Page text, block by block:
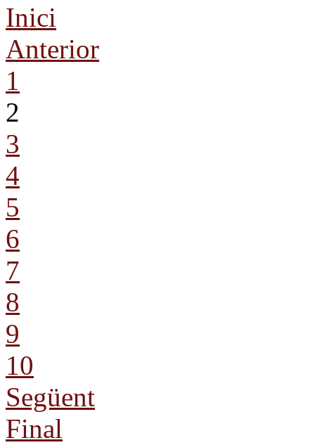
Inici
Anterior
1
2
3
4
5
6
7
8
9
10
Següent
Final